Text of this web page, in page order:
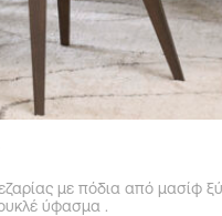
με πόδια από μασίφ
ύφασμα .